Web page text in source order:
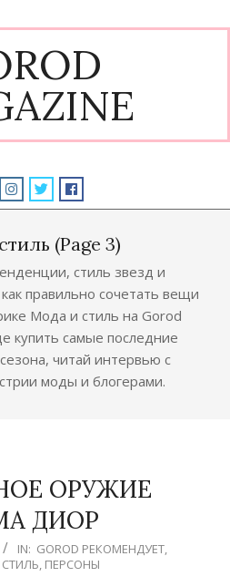
(Page 3)
стиль звезд и
правильно сочетать вещи
Мода и стиль на Gorod
купить самые последние
читай интервью с
моды и блогерами.
ОРУЖИЕ
ДИОР
IN: GOROD РЕКОМЕНДУЕТ,
, ПЕРСОНЫ